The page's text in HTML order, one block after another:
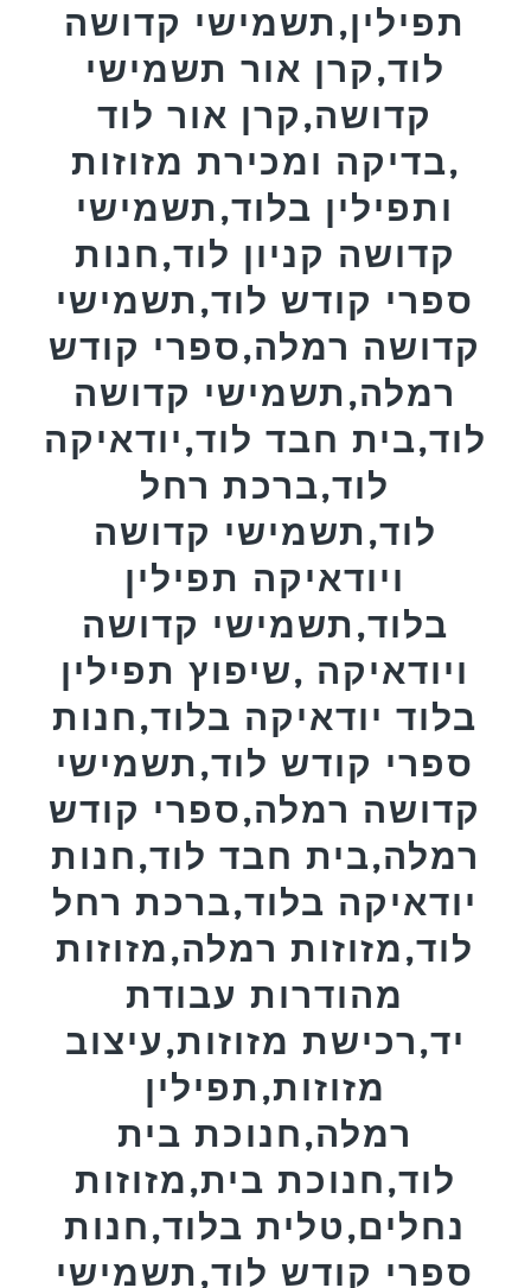
תפילין,תשמישי קדושה
לוד,קרן אור תשמישי
קדושה,קרן אור לוד
,בדיקה ומכירת מזוזות
ותפילין בלוד,תשמישי
קדושה קניון לוד,חנות
ספרי קודש לוד,תשמישי
קדושה רמלה,ספרי קודש
רמלה,תשמישי קדושה
לוד,בית חבד לוד,יודאיקה
לוד,ברכת רחל
לוד,תשמישי קדושה
ויודאיקה תפילין
בלוד,תשמישי קדושה
ויודאיקה ,שיפוץ תפילין
בלוד יודאיקה בלוד,חנות
ספרי קודש לוד,תשמישי
קדושה רמלה,ספרי קודש
רמלה,בית חבד לוד,חנות
יודאיקה בלוד,ברכת רחל
לוד,מזוזות רמלה,מזוזות
מהודרות עבודת
יד,רכישת מזוזות,עיצוב
מזוזות,תפילין
רמלה,חנוכת בית
לוד,חנוכת בית,מזוזות
נחלים,טלית בלוד,חנות
ספרי קודש לוד,תשמישי